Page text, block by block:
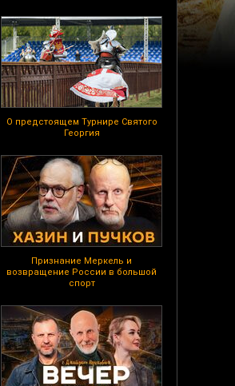
О предстоящем Турнире Святого
Георгия
Признание Меркель и
возвращение России в большой
спорт